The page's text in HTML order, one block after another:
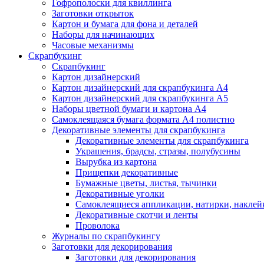
Гофрополоски для квиллинга
Заготовки открыток
Картон и бумага для фона и деталей
Наборы для начинающих
Часовые механизмы
Скрапбукинг
Скрапбукинг
Картон дизайнерский
Картон дизайнерский для скрапбукинга А4
Картон дизайнерский для скрапбукинга А5
Наборы цветной бумаги и картона А4
Самоклеящаяся бумага формата А4 полистно
Декоративные элементы для скрапбукинга
Декоративные элементы для скрапбукинга
Украшения, брадсы, стразы, полубусины
Вырубка из картона
Прищепки декоративные
Бумажные цветы, листья, тычинки
Декоративные уголки
Самоклеящиеся аппликации, натирки,
Декоративные скотчи и ленты
Проволока
Журналы по скрапбукингу
Заготовки для декорирования
Заготовки для декорирования